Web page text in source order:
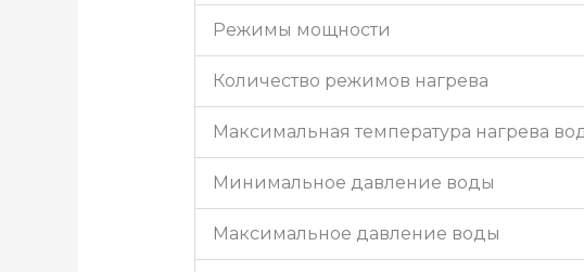
Режимы мощности
Количество режимов нагрева
Максимальная температура нагрева
Минимальное давление воды
Максимальное давление воды